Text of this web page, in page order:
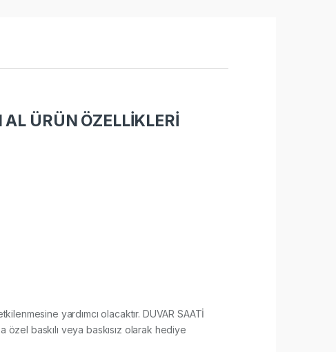
ÜRÜN ÖZELLİKLERİ
yardımcı olacaktır. DUVAR SAATİ
özel baskılı veya baskısız olarak hediye